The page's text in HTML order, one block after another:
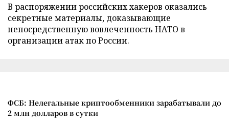
В распоряжении российских хакеров оказались
секретные материалы, доказывающие
непосредственную вовлеченность НАТО в
организации атак по России.
ФСБ: Нелегальные криптообменники зарабатывали до
2 млн долларов в сутки